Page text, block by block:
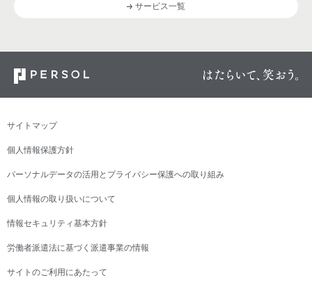
サービス一覧
サイトマップ
個人情報保護方針
パーソナルデータの活用とプライバシー保護への取り組み
個人情報の取り扱いについて
情報セキュリティ基本方針
労働者派遣法に基づく派遣事業の情報
サイトのご利用にあたって